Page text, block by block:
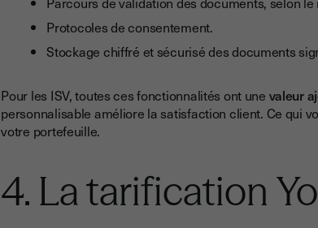
Protocoles de consentement.
Stockage chiffré et sécurisé des documents
Pour les ISV, toutes ces fonctionnalités ont une valeur
personnalisable améliore la satisfaction client. Ce qui
votre portefeuille.
4. La tarification